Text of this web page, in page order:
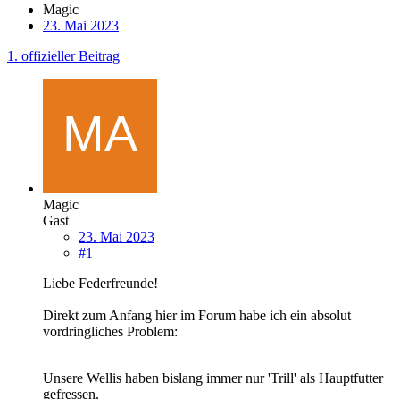
Magic
23. Mai 2023
1. offizieller Beitrag
Magic
Gast
23. Mai 2023
#1
Liebe Federfreunde!
Direkt zum Anfang hier im Forum habe ich ein absolut
vordringliches Problem:
Unsere Wellis haben bislang immer nur 'Trill' als Hauptfutter
gefressen.